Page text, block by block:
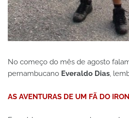
No começo do mês de agosto
pernambucano Everaldo Dias,
AS AVENTURAS DE UM FÃ DO